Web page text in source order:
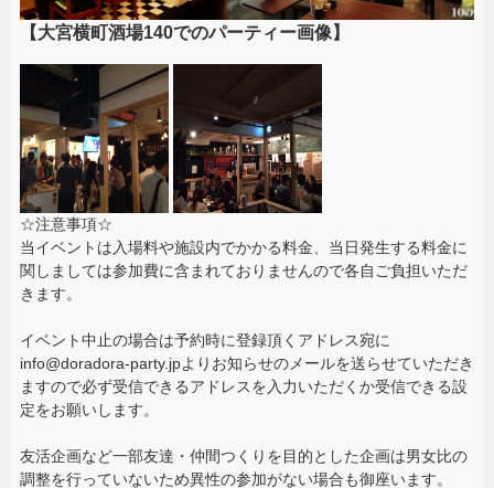
【大宮横町酒場140でのパーティー画像】
☆注意事項☆
当イベントは入場料や施設内でかかる料金、当日発生する料金に
関しましては参加費に含まれておりませんので各自ご負担いただ
きます。
イベント中止の場合は予約時に登録頂くアドレス宛に
info@doradora-party.jpよりお知らせのメールを送らせていただき
ますので必ず受信できるアドレスを入力いただくか受信できる設
定をお願いします。
友活企画など一部友達・仲間つくりを目的とした企画は男女比の
調整を行っていないため異性の参加がない場合も御座います。